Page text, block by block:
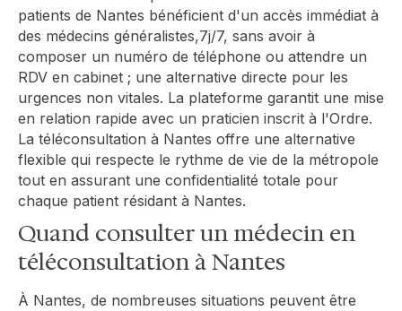
patients de Nantes bénéficient d'un accès immédiat à
des médecins généralistes,7j/7, sans avoir à
composer un numéro de téléphone ou attendre un
RDV en cabinet ; une alternative directe pour les
urgences non vitales. La plateforme garantit une mise
en relation rapide avec un praticien inscrit à l'Ordre.
La téléconsultation à Nantes offre une alternative
flexible qui respecte le rythme de vie de la métropole
tout en assurant une confidentialité totale pour
chaque patient résidant à Nantes.
Quand consulter un médecin en
téléconsultation à Nantes
À Nantes, de nombreuses situations peuvent être